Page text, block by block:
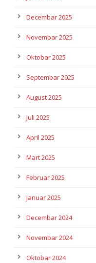
Decembar 2025
Novembar 2025
Oktobar 2025
Septembar 2025
August 2025
Juli 2025
April 2025
Mart 2025
Februar 2025
Januar 2025
Decembar 2024
Novembar 2024
Oktobar 2024